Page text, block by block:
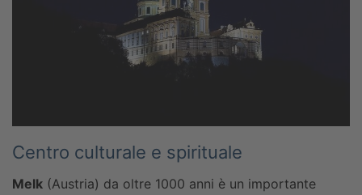
Centro culturale e spirituale
Melk (Austria) da oltre 1000 anni è un importante